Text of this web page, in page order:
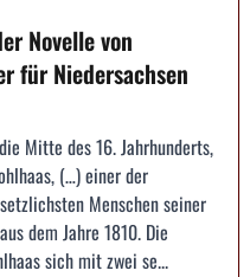
Novelle von
für Niedersachsen
Mitte des 16. Jahrhunderts,
(…) einer der
Menschen seiner
dem Jahre 1810. Die
sich mit zwei se...